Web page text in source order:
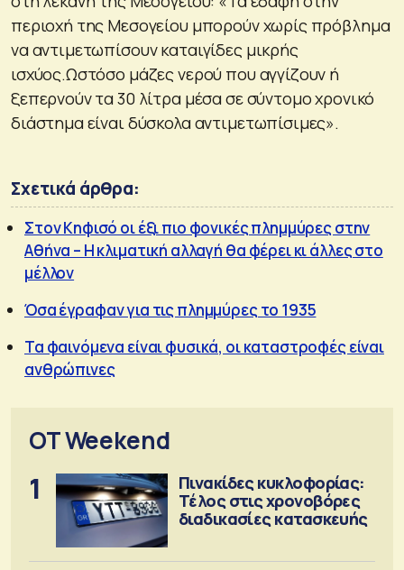
περιοχή της Μεσογείου μπορούν χωρίς πρόβλημα
να αντιμετωπίσουν καταιγίδες μικρής
ισχύος.Ωστόσο μάζες νερού που αγγίζουν ή
ξεπερνούν τα 30 λίτρα μέσα σε σύντομο χρονικό
διάστημα είναι δύσκολα αντιμετωπίσιμες».
Σχετικά άρθρα:
Στον Κηφισό οι έξι πιο φονικές πλημμύρες στην
Αθήνα – Η κλιματική αλλαγή θα φέρει κι άλλες στο
μέλλον
Όσα έγραφαν για τις πλημμύρες το 1935
Τα φαινόμενα είναι φυσικά, οι καταστροφές είναι
ανθρώπινες
OT Weekend
1
Πινακίδες κυκλοφορίας:
Τέλος στις χρονοβόρες
διαδικασίες κατασκευής